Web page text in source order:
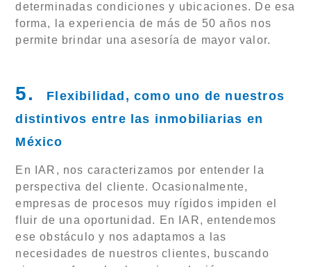
determinadas condiciones y ubicaciones. De esa
forma, la experiencia de más de 50 años nos
permite brindar una asesoría de mayor valor.
5.
Flexibilidad, como uno de nuestros
distintivos entre las inmobiliarias en
México
En IAR, nos caracterizamos por entender la
perspectiva del cliente. Ocasionalmente,
empresas de procesos muy rígidos impiden el
fluir de una oportunidad. En IAR, entendemos
ese obstáculo y nos adaptamos a las
necesidades de nuestros clientes, buscando